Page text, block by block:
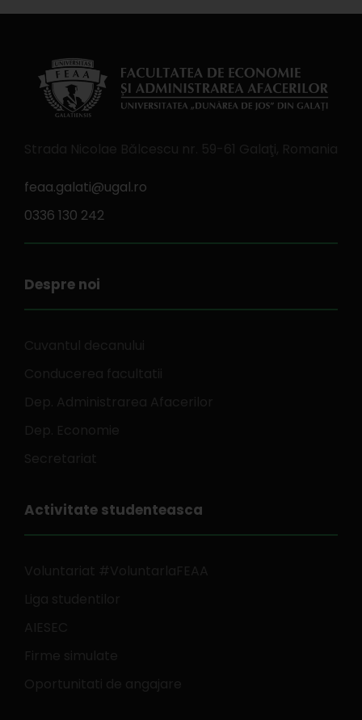
feaa.galati@ugal.ro
0336 130 242
Despre noi
Activitate studenteasca